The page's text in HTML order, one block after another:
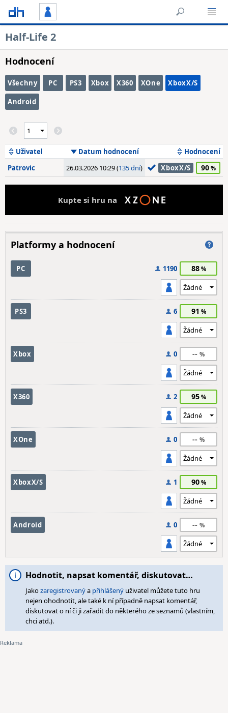
Half-Life 2
Hodnocení
Všechny PC PS3 Xbox X360 XOne XboxX/S
Android
Uživatel Datum hodnocení
Hodnocení
Patrovic
26.03.2026 10:29 (135 dní) XboxX/S 90
Kupte si hru na
Platformy a hodnocení
PC 1190 88
PS3 6 91
Xbox 0 --
X360 2 95
XOne 0 --
XboxX/S 1 90
Android 0 --
Hodnotit, napsat komentář, diskutovat…
Jakozaregistrovanýa přihlášený uživatel můžete tuto hru
nejen ohodnotit, ale také k ní případně napsat komentář,
diskutovat o ní či ji zařadit do některého ze seznamů (vlastním,
chci atd.).